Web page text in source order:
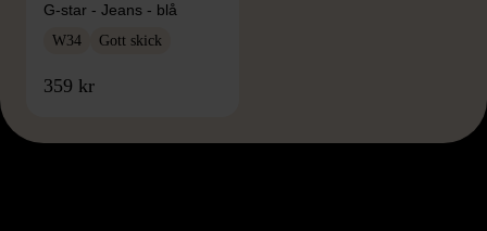
G-star - Jeans - blå
W34 Gott skick
359 kr